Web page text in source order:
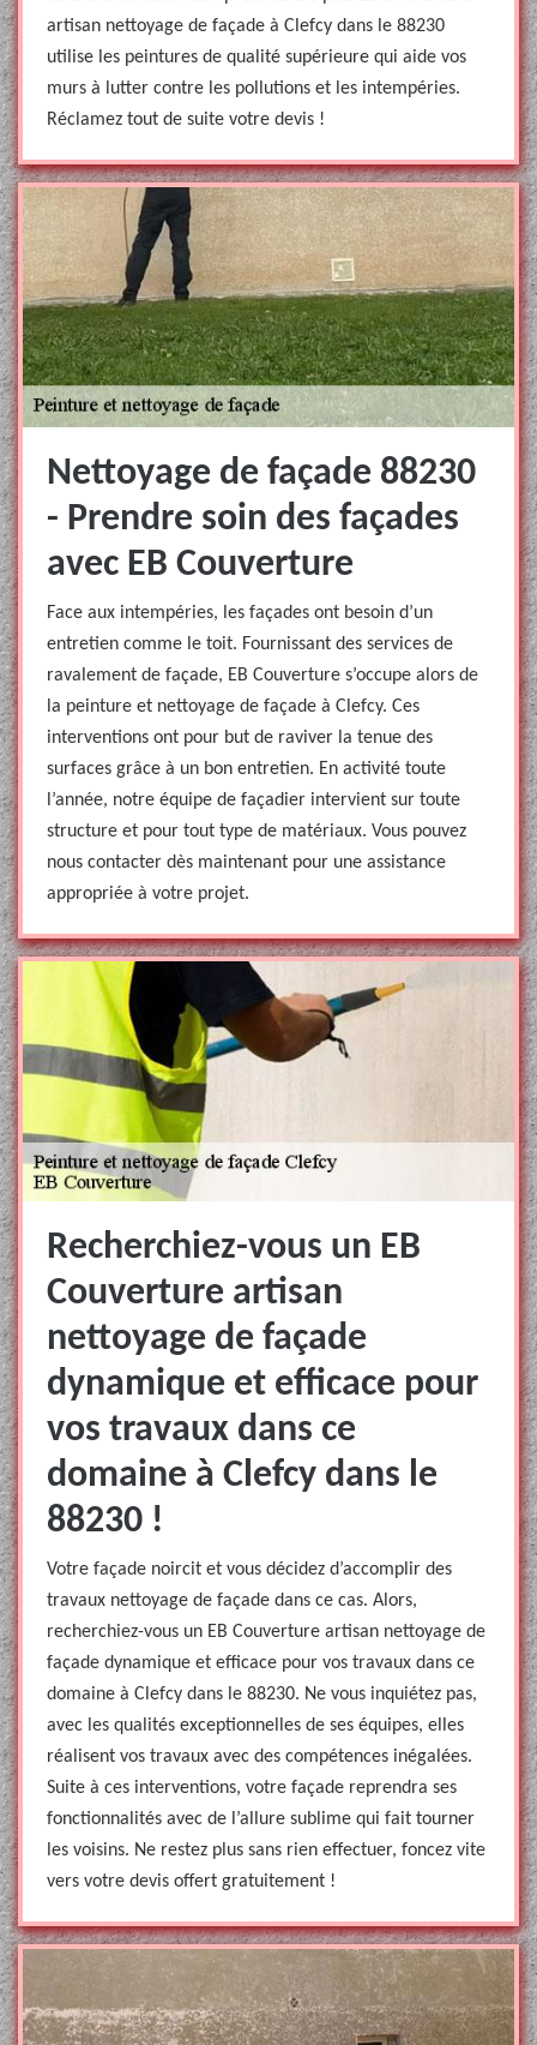
artisan nettoyage de façade à Clefcy dans le 88230
utilise les peintures de qualité supérieure qui aide vos
murs à lutter contre les pollutions et les intempéries.
Réclamez tout de suite votre devis !
Nettoyage de façade 88230
- Prendre soin des façades
avec EB Couverture
Face aux intempéries, les façades ont besoin d’un
entretien comme le toit. Fournissant des services de
ravalement de façade, EB Couverture s’occupe alors de
la peinture et nettoyage de façade à Clefcy. Ces
interventions ont pour but de raviver la tenue des
surfaces grâce à un bon entretien. En activité toute
l’année, notre équipe de façadier intervient sur toute
structure et pour tout type de matériaux. Vous pouvez
nous contacter dès maintenant pour une assistance
appropriée à votre projet.
Recherchiez-vous un EB
Couverture artisan
nettoyage de façade
dynamique et efficace pour
vos travaux dans ce
domaine à Clefcy dans le
88230 !
Votre façade noircit et vous décidez d’accomplir des
travaux nettoyage de façade dans ce cas. Alors,
recherchiez-vous un EB Couverture artisan nettoyage de
façade dynamique et efficace pour vos travaux dans ce
domaine à Clefcy dans le 88230. Ne vous inquiétez pas,
avec les qualités exceptionnelles de ses équipes, elles
réalisent vos travaux avec des compétences inégalées.
Suite à ces interventions, votre façade reprendra ses
fonctionnalités avec de l’allure sublime qui fait tourner
les voisins. Ne restez plus sans rien effectuer, foncez vite
vers votre devis offert gratuitement !